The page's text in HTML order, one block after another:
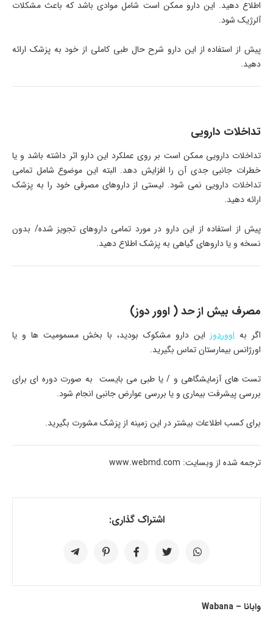
اطلاع دهید. این دارو ممکن است شامل موادی باشد که باعث مشکلات
آلرژیک شود.
پیش از استفاده از این دارو شرح حال طبی کاملی از خود به پزشک ارائه
دهید.
تداخلات دارویی
تداخلات دارویی ممکن است بر روی عملکرد این دارو اثر داشته باشد و یا
خطرات جانبی جدی آن را افزایش دهد. البته این موضوع شامل تمامی
تداخلات دارویی نمی شود. لیستی از داروهای مصرفی خود را به پزشک
ارائه دهید.
پیش از استفاده از این دارو در مورد تمامی داروهای تجویز شده/ بدون
نسخه و یا داروهای گیاهی به پزشک اطلاع دهید.
مصرف بیش از حد ( اوور دوز)
اگر بهاووردوز این دارو مشکوک بودید، با بخش مسمومیت ها و یا
اورژانس بیمارستان تماس بگیرید.
تست های آزمایشگاهی و / یا طبی می بایست به صورت دوره ای برای
بررسی پیشرفت بیماری و یا بررسی عوارض جانبی انجام شود.
برای کسب اطلاعات بیشتر در این زمینه از پزشک مشورت بگیرید.
ترجمه شده از وبسایت: www.webmd.com
اشتراک گذاری:
وابانا – Wabana